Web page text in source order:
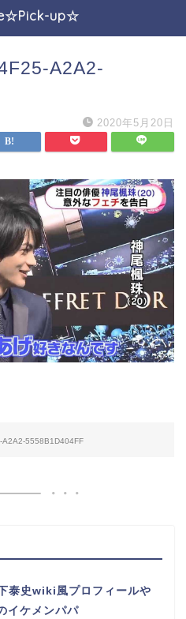
up☆
A2A2-
2020年5月20日
5558B1D404FF
泰史wiki風プロフィールや
イケメンパパ